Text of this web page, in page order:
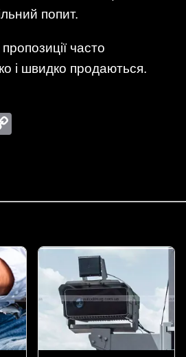
попит.
часто
і швидко продаються.